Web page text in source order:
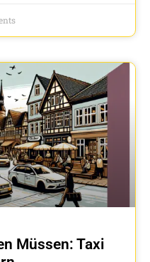
Müssen: Taxi